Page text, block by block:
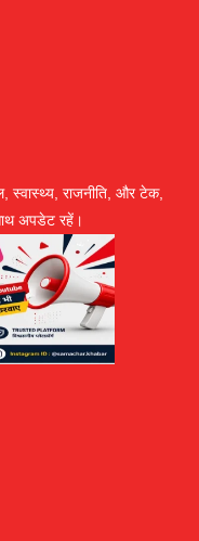
स्वास्थ्य, राजनीति, और टेक,
अपडेट रहें।